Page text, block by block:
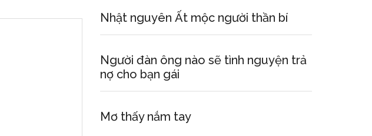
Nhật nguyên Ất mộc người thần bí
Người đàn ông nào sẽ tình nguyện trả
nợ cho bạn gái
Mơ thấy nắm tay